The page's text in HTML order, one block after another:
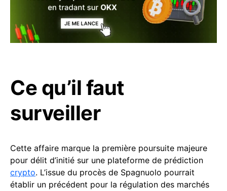
Ce qu’il faut
surveiller
Cette affaire marque la première poursuite majeure
pour délit d’initié sur une plateforme de prédiction
crypto. L’issue du procès de Spagnuolo pourrait
établir un précédent pour la régulation des marchés